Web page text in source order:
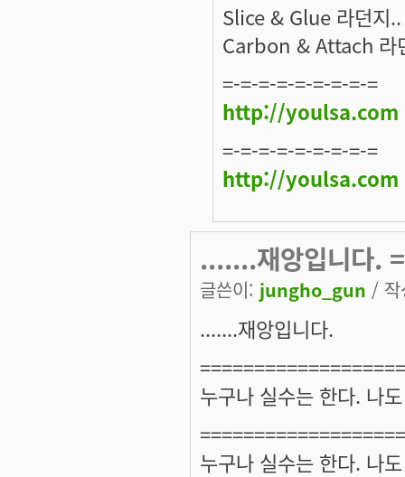
Slice & Glue 라던지..
Carbon & Attach 라
=-=-=-=-=-=-=-=-=
http://youlsa.com
=-=-=-=-=-=-=-=-=
http://youlsa.com
.......재앙입니다.
글쓴이: jungho_gun /
.......재앙입니다.
누구나 실수는 한다. 나
누구나 실수는 한다. 나